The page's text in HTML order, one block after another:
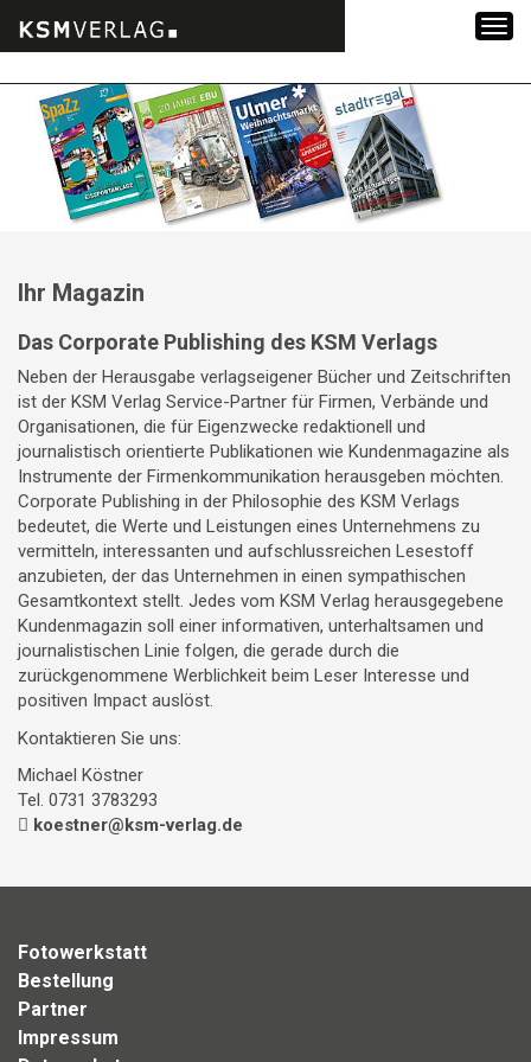
Inhalt
springen
Ihr Magazin
Das Corporate Publishing des KSM Verlags
Neben der Herausgabe verlagseigener Bücher und Zeitschriften
ist der KSM Verlag Service-Partner für Firmen, Verbände und
Organisationen, die für Eigenzwecke redaktionell und
journalistisch orientierte Publikationen wie Kundenmagazine als
Instrumente der Firmenkommunikation herausgeben möchten.
Corporate Publishing in der Philosophie des KSM Verlags
bedeutet, die Werte und Leistungen eines Unternehmens zu
vermitteln, interessanten und aufschlussreichen Lesestoff
anzubieten, der das Unternehmen in einen sympathischen
Gesamtkontext stellt. Jedes vom KSM Verlag herausgegebene
Kundenmagazin soll einer informativen, unterhaltsamen und
journalistischen Linie folgen, die gerade durch die
zurückgenommene Werblichkeit beim Leser Interesse und
positiven Impact auslöst.
Kontaktieren Sie uns:
Michael Köstner
Tel. 0731 3783293
koestner@ksm-verlag.de
Fotowerkstatt
Bestellung
Partner
Impressum